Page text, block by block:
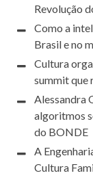
Revolução
Como a
Brasil e no
Cultura
summit que
Alessandra
algoritmos
do BONDE
A
Cultura